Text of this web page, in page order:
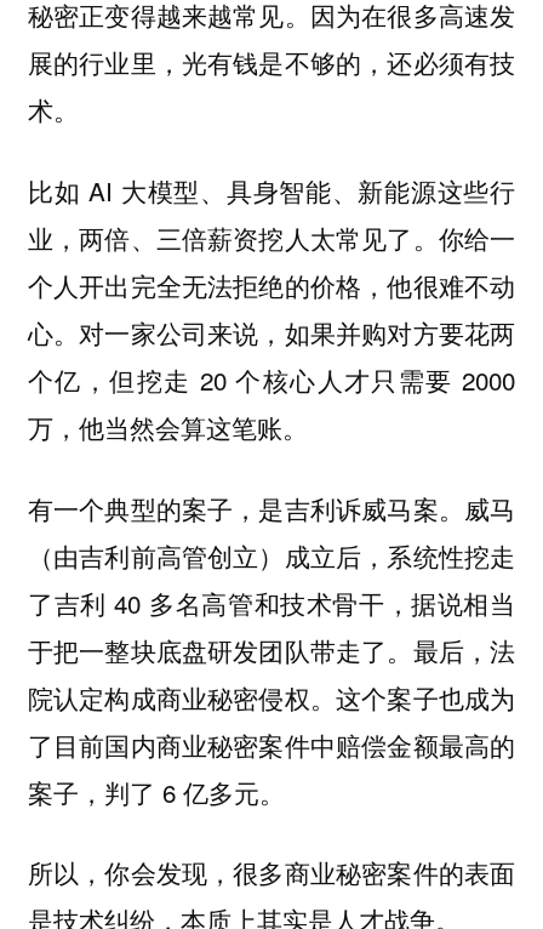
秘密正变得越来越常见。因为在很多高速发
展的行业里，光有钱是不够的，还必须有技
术。
比如 AI 大模型、具身智能、新能源这些行
业，两倍、三倍薪资挖人太常见了。你给一
个人开出完全无法拒绝的价格，他很难不动
心。对一家公司来说，如果并购对方要花两
个亿，但挖走 20 个核心人才只需要 2000
万，他当然会算这笔账。
有一个典型的案子，是吉利诉威马案。威马
（由吉利前高管创立）成立后，系统性挖走
了吉利 40 多名高管和技术骨干，据说相当
于把一整块底盘研发团队带走了。最后，法
院认定构成商业秘密侵权。这个案子也成为
了目前国内商业秘密案件中赔偿金额最高的
案子，判了 6 亿多元。
所以，你会发现，很多商业秘密案件的表面
是技术纠纷，本质上其实是人才战争。